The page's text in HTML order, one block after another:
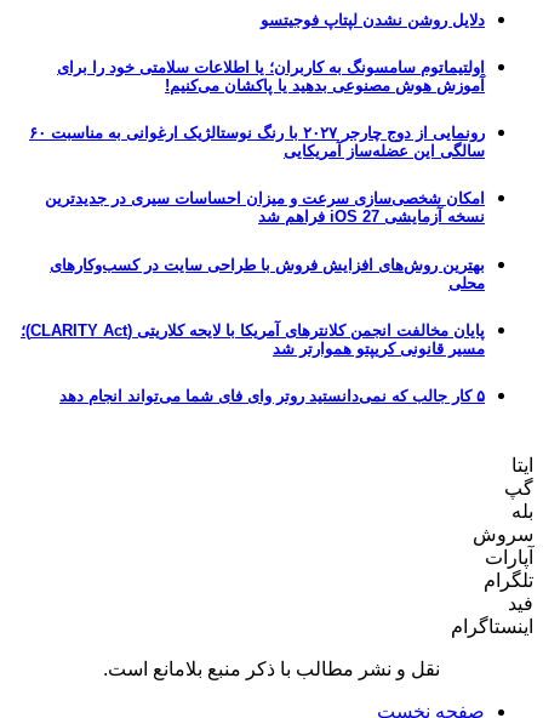
دلایل روشن نشدن لپتاپ فوجیتسو
اولتیماتوم سامسونگ به کاربران؛ یا اطلاعات سلامتی خود را برای
آموزش هوش مصنوعی بدهید یا پاکشان می‌کنیم!
رونمایی از دوج چارجر ۲۰۲۷ با رنگ نوستالژیک ارغوانی به مناسبت ۶۰
سالگی این عضله‌ساز آمریکایی
امکان شخصی‌سازی سرعت و میزان احساسات سیری در جدیدترین
نسخه آزمایشی iOS 27 فراهم شد
بهترین روش‌های افزایش فروش با طراحی سایت در کسب‌وکارهای
محلی
پایان مخالفت انجمن کلانترهای آمریکا با لایحه کلاریتی (CLARITY Act)؛
مسیر قانونی کریپتو هموارتر شد
۵ کار جالب که نمی‌دانستید روتر وای فای شما می‌تواند انجام دهد
ایتا
گپ
بله
سروش
آپارات
تلگرام
فید
اینستاگرام
نقل و نشر مطالب با ذکر منبع بلامانع است.
صفحه نخست